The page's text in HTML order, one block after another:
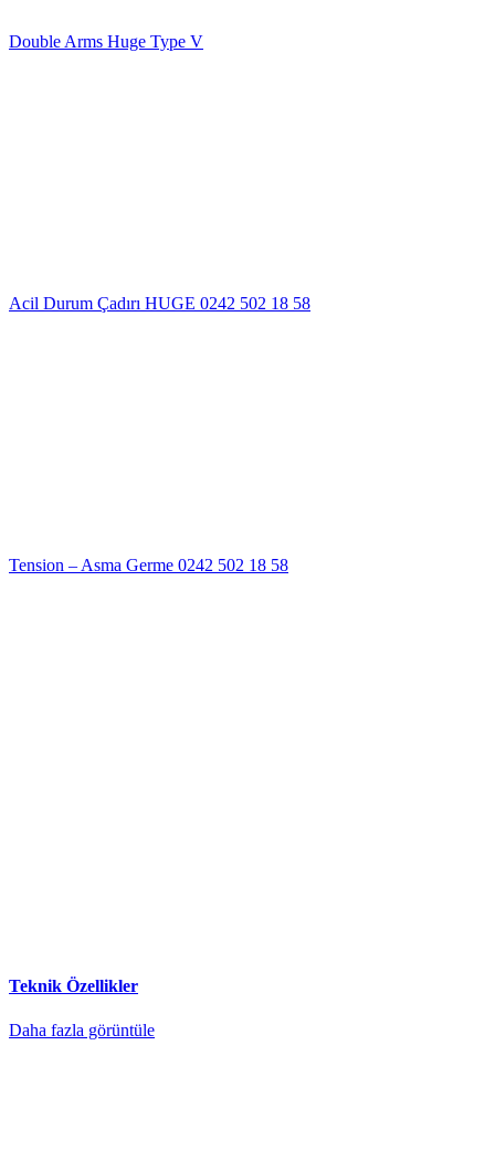
Double Arms Huge Type V
Acil Durum Çadırı HUGE 0242 502 18 58
Tension – Asma Germe 0242 502 18 58
Teknik Özellikler
Daha fazla görüntüle